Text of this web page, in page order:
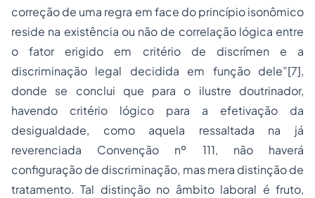
correção de uma regra em face do princípio isonômico
reside na existência ou não de correlação lógica entre
o fator erigido em critério de discrímen e a
discriminação legal decidida em função dele”[7],
donde se conclui que para o ilustre doutrinador,
havendo critério lógico para a efetivação da
desigualdade, como aquela ressaltada na já
reverenciada Convenção nº 111, não haverá
configuração de discriminação, mas mera distinção de
tratamento. Tal distinção no âmbito laboral é fruto,